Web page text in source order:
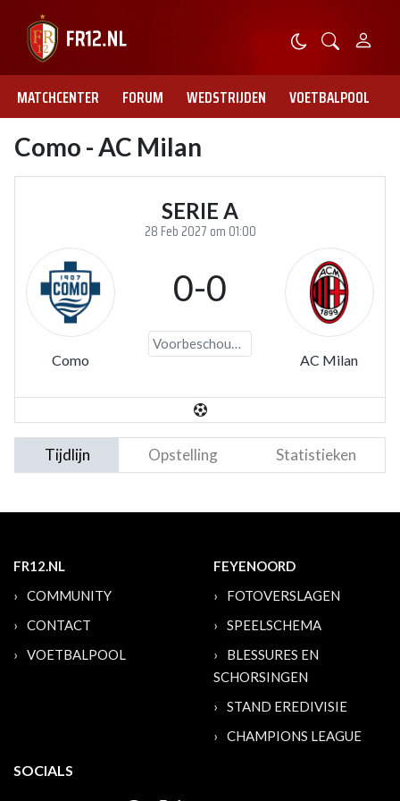
MATCHCENTER FORUM WEDSTRIJDEN VOETBALPOOL
Como - AC Milan
SERIE A
28 Feb 2027 om 01:00
Como
0-0
Voorbeschouwing
AC Milan
Tijdlijn Opstelling Statistieken
FR12.NL
COMMUNITY
CONTACT
VOETBALPOOL
FEYENOORD
FOTOVERSLAGEN
SPEELSCHEMA
BLESSURES EN
SCHORSINGEN
STAND EREDIVISIE
CHAMPIONS LEAGUE
SOCIALS